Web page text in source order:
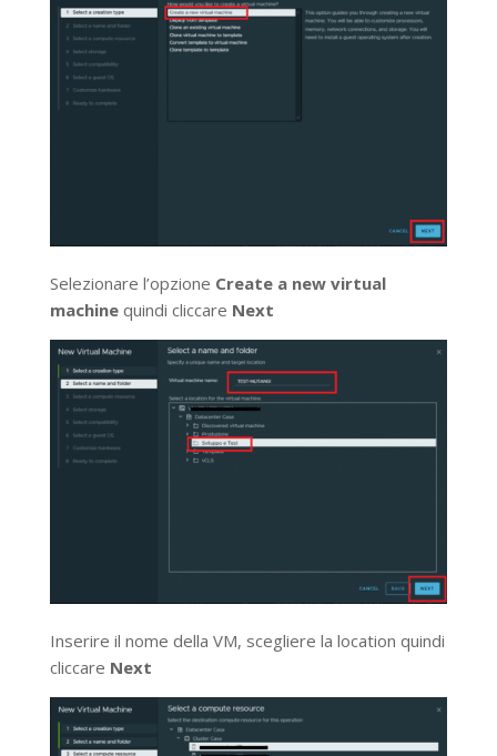
Selezionare l’opzione Create a new virtual
machinequindi cliccare Next
Inserire il nome della VM, scegliere la location quindi
cliccare Next